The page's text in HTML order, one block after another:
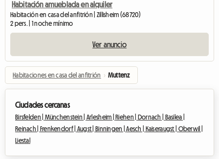
Habitación amueblada en alquiler
Habitación en casa del anfitrión | Zillisheim (68720)
2 pers. | 1 noche mínimo
Ver anuncio
Habitaciones en casa del anfitrión › Muttenz
Ciudades cercanas
Birsfelden | Münchenstein | Arlesheim | Riehen | Dornach |
Basilea |
Reinach |
Frenkendorf | Augst | Binningen |Aesch | Kaiseraugst | Oberwil |
Liestal